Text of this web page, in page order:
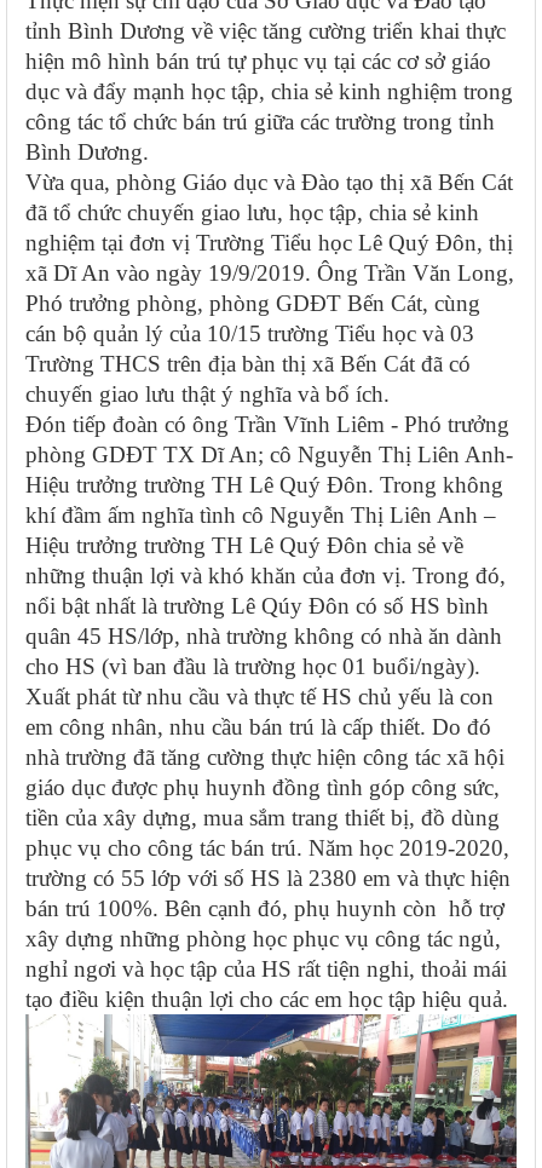
tỉnh Bình Dương về việc tăng cường triển khai thực
hiện mô hình bán trú tự phục vụ tại các cơ sở giáo
dục và đẩy mạnh học tập, chia sẻ kinh nghiệm trong
công tác tổ chức bán trú giữa các trường trong tỉnh
Bình Dương.
Vừa qua, phòng Giáo dục và Đào tạo thị xã Bến Cát
đã tổ chức chuyến giao lưu, học tập, chia sẻ kinh
nghiệm tại đơn vị Trường Tiểu học Lê Quý Đôn, thị
xã Dĩ An vào ngày 19/9/2019. Ông Trần Văn Long,
Phó trưởng phòng, phòng GDĐT Bến Cát, cùng
cán bộ quản lý của 10/15 trường Tiểu học và 03
Trường THCS trên địa bàn thị xã Bến Cát đã có
chuyến giao lưu thật ý nghĩa và bổ ích.
Đón tiếp đoàn có ông Trần Vĩnh Liêm - Phó trưởng
phòng GDĐT TX Dĩ An; cô Nguyễn Thị Liên Anh-
Hiệu trưởng trường TH Lê Quý Đôn. Trong không
khí đầm ấm nghĩa tình cô Nguyễn Thị Liên Anh –
Hiệu trưởng trường TH Lê Quý Đôn chia sẻ về
những thuận lợi và khó khăn của đơn vị. Trong đó,
nổi bật nhất là trường Lê Qúy Đôn có số HS bình
quân 45 HS/lớp, nhà trường không có nhà ăn dành
cho HS (vì ban đầu là trường học 01 buổi/ngày).
Xuất phát từ nhu cầu và thực tế HS chủ yếu là con
em công nhân, nhu cầu bán trú là cấp thiết. Do đó
nhà trường đã tăng cường thực hiện công tác xã hội
giáo dục được phụ huynh đồng tình góp công sức,
tiền của xây dựng, mua sắm trang thiết bị, đồ dùng
phục vụ cho công tác bán trú. Năm học 2019-2020,
trường có 55 lớp với số HS là 2380 em và thực hiện
bán trú 100%. Bên cạnh đó, phụ huynh còn hỗ trợ
xây dựng những phòng học phục vụ công tác ngủ,
nghỉ ngơi và học tập của HS rất tiện nghi, thoải mái
tạo điều kiện thuận lợi cho các em học tập hiệu quả.